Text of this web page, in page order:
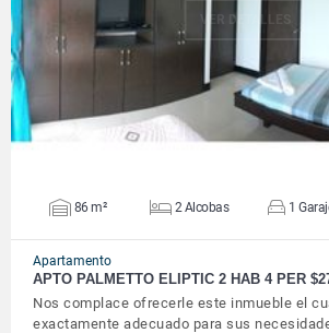
VER DETALLES
86 m² 2 Alcobas 1
Apartamento
APTO PALMETTO ELIPTIC 2 HAB 4 PER
Nos complace ofrecerle este inmueble el
exactamente adecuado para sus